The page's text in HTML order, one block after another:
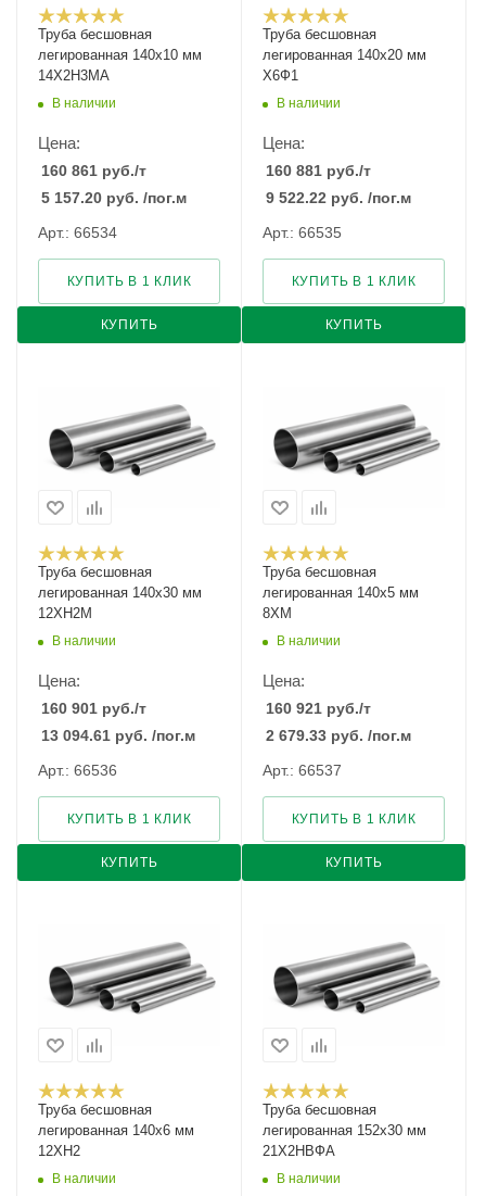
Труба бесшовная
легированная 140х10 мм
14Х2Н3МА
В наличии
Цена:
160 861 руб./т
5 157.20 руб. /пог.м
Арт.: 66534
КУПИТЬ
КУПИТЬ В 1 КЛИК
Труба бесшовная
легированная 140х20 мм
Х6Ф1
В наличии
Цена:
160 881 руб./т
9 522.22 руб. /пог.м
Арт.: 66535
КУПИТЬ
КУПИТЬ В 1 КЛИК
Труба бесшовная
легированная 140х30 мм
12ХН2М
В наличии
Цена:
160 901 руб./т
13 094.61 руб. /пог.м
Арт.: 66536
КУПИТЬ
КУПИТЬ В 1 КЛИК
Труба бесшовная
легированная 140х5 мм
8ХМ
В наличии
Цена:
160 921 руб./т
2 679.33 руб. /пог.м
Арт.: 66537
КУПИТЬ
КУПИТЬ В 1 КЛИК
Труба бесшовная
легированная 140х6 мм
12ХН2
В наличии
Труба бесшовная
легированная 152х30 мм
21Х2НВФА
В наличии